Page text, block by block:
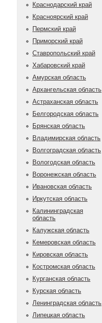
Краснодарский край
Красноярский край
Пермский край
Приморский край
Ставропольский край
Хабаровский край
Амурская область
Архангельская область
Астраханская область
Белгородская область
Брянская область
Владимирская область
Волгоградская область
Вологодская область
Воронежская область
Ивановская область
Иркутская область
Калининградская
область
Калужская область
Кемеровская область
Кировская область
Костромская область
Курганская область
Курская область
Ленинградская область
Липецкая область